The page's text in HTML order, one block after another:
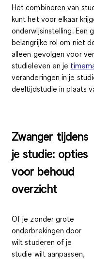
Het combineren van
kunt het voor elkaar
onderwijsinstelling. Een
belangrijke rol om niet
alleen gevolgen voor
studieleven en je
veranderingen in je
deeltijdstudie in plaats
Zwanger tijdens
je studie: opties
voor behoud
overzicht
Of je zonder grote
onderbrekingen door
wilt studeren of je
studie wilt aanpassen,